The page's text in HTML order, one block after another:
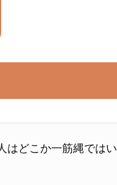
はどこか一筋縄ではい